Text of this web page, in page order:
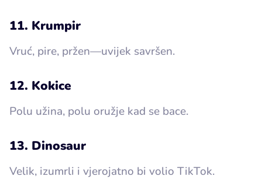
11. Krumpir
Vruć, pire, pržen—uvijek savršen.
12. Kokice
Polu užina, polu oružje kad se bace.
13. Dinosaur
Velik, izumrli i vjerojatno bi volio TikTok.